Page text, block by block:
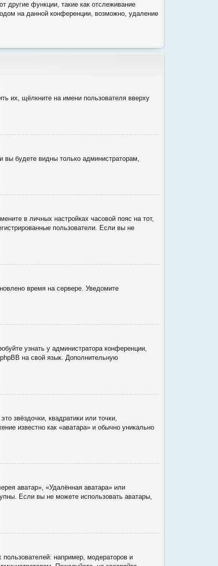
другие функции, такие как отслеживание
на данной конференции, возможно, удаление
их, щёлкните на имени пользователя вверху
и вы будете видны только администраторам,
в личных настройках часовой пояс на тот,
пользователи. Если вы не
время на сервере. Уведомите
узнать у администратора конференции,
на свой язык. Дополнительную
звёздочки, квадратики или точки,
известно как «аватара» и обычно уникально
аватар», «Удалённая аватара» или
Если вы не можете использовать аватары,
например, модераторов и